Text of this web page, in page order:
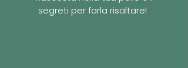
segreti per farla risaltare!